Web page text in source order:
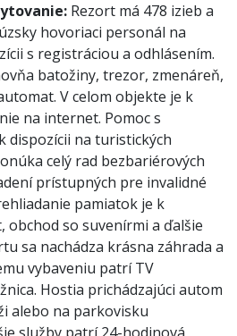
Rezort má 478 izieb a
hovoriaci personál na
s registráciou a odhlásením.
batožiny, trezor, zmenáreň,
V celom objekte je k
na internet. Pomoc s
dispozícii na turistických
celý rad bezbariérových
prístupných pre invalidné
pamiatok je k
obchod so suvenírmi a ďalšie
sa nachádza krásna záhrada a
vybaveniu patrí TV
Hostia prichádzajúci autom
alebo na parkovisku